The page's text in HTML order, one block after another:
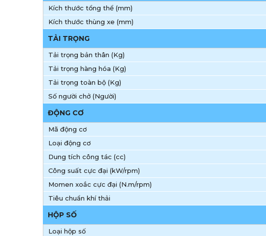
Kích thước tổng thể (mm)
Kích thước thùng xe (mm)
TẢI TRỌNG
Tải trọng bản thân (Kg)
Tải trọng hàng hóa (Kg)
Tải trọng toàn bộ (Kg)
Số người chở (Người)
ĐỘNG CƠ
Mã động cơ
Loại động cơ
Dung tích công tác (cc)
Công suất cực đại (kW/rpm)
Momen xoắc cực đại (N.m/rpm)
Tiêu chuẩn khí thải
HỘP SỐ
Loại hộp số